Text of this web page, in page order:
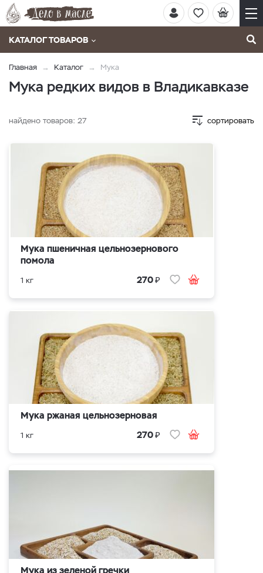
КАТАЛОГ ТОВАРОВ
Главная Каталог Мука
Мука редких видов в Владикавказе
найдено товаров: 27 сортировать
Мука пшеничная цельнозернового
помола
1 кг 270₽
Мука ржаная цельнозерновая
1 кг 270₽
Мука из зеленой гречки